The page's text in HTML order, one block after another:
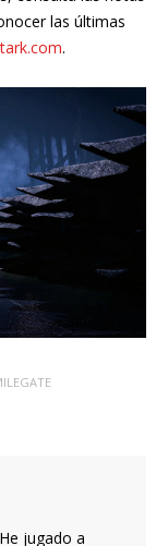
las últimas
.
jugado a